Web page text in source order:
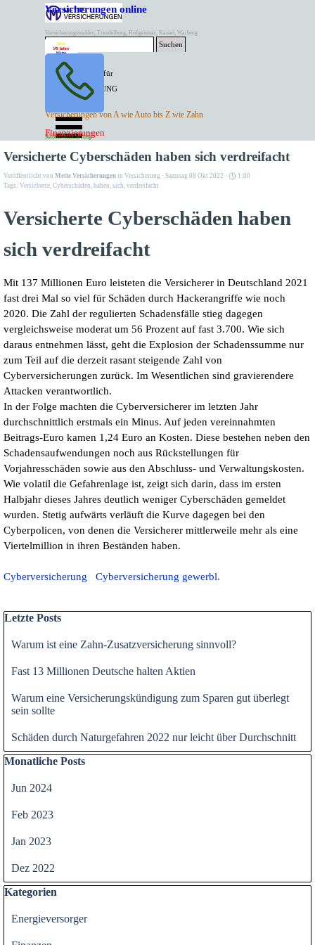
Direkt zum Seiteninhalt
Versicherungen online
Versicherungsmakler, Trendelburg, Hofgeismar, Kassel, Warburg
BESTER PREIS für
SPITZEN LEISTUNG
ANGEBOTE
Versicherungen von A wie Auto bis Z wie Zahn
Kontakt Tel. 05671/7799991
Mette Versicherungen
Suchen
Versicherungen
Finanzierungen
Rentenversicherung
Menü überspringen
Versicherte Cyberschäden haben sich verdreifacht
Veröffentlicht von Mette Versicherungen in Versicherung · Samstag 08 Okt 2022 ·
1:00
Tags: Versicherte, Cyberschäden, haben, sich, verdreifacht
Versicherte Cyberschäden haben
sich verdreifacht
Mit 137 Millionen Euro leisteten die Versicherer in Deutschland 2021
fast drei Mal so viel für Schäden durch Hackerangriffe wie noch
2020. Die Zahl der regulierten Schadensfälle stieg dagegen
vergleichsweise moderat um 56 Prozent auf fast 3.700. Wie sich
daraus entnehmen lässt, geht die Explosion der Schadenssumme nur
zum Teil auf die derzeit rasant steigende Zahl von
Cyberversicherungen zurück. Im Wesentlichen sind gravierendere
Attacken verantwortlich.
In der Folge machten die Cyberversicherer im letzten Jahr
durchschnittlich erstmals ein Minus. Auf jeden vereinnahmten
Beitrags-Euro kamen 1,24 Euro an Kosten. Diese bestehen neben den
Schadensaufwendungen noch aus Rückstellungen für
Vorjahresschäden sowie aus den Abschluss- und Verwaltungskosten.
Wie volatil die Gefahrenlage ist, zeigt sich darin, dass im ersten
Halbjahr dieses Jahres deutlich weniger Cyberschäden gemeldet
wurden. Stetig aufwärts verläuft die Kurve dagegen bei den
Cyberpolicen, von denen die Versicherer mittlerweile mehr als eine
Viertelmillion in ihren Beständen haben.
Cyberversicherung Cyberversicherung gewerbl.
Block überspringen Letzte Posts
Letzte Posts
Warum ist eine Zahn-Zusatzversicherung sinnvoll?
Fast 13 Millionen Deutsche halten Aktien
Warum eine Versicherungskündigung zum Sparen gut überlegt
sein sollte
Schäden durch Naturgefahren 2022 nur leicht über Durchschnitt
Block überspringen Monatliche Posts
Monatliche Posts
Jun 2024
Feb 2023
Jan 2023
Dez 2022
Block überspringen Kategorien
Kategorien
Energieversorger